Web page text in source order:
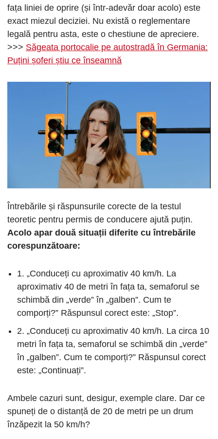
fața liniei de oprire (și într-adevăr doar acolo) este
exact miezul deciziei. Nu există o reglementare
legală pentru asta, este o chestiune de apreciere.
>>> Săgeata portocalie pe autostradă în Germania:
Puțini șoferi știu ce înseamnă
Întrebările și răspunsurile corecte de la testul
teoretic pentru permis de conducere ajută puțin.
Acolo apar două situații diferite cu întrebările
corespunzătoare:
1. „Conduceți cu aproximativ 40 km/h. La
aproximativ 40 de metri în fața ta, semaforul se
schimbă din „verde” în „galben”. Cum te
comporți?” Răspunsul corect este: „Stop”.
2. „Conduceți cu aproximativ 40 km/h. La circa 10
metri în fața ta, semaforul se schimbă din „verde”
în „galben”. Cum te comporți?” Răspunsul corect
este: „Continuați”.
Ambele cazuri sunt, desigur, exemple clare. Dar ce
spuneți de o distanță de 20 de metri pe un drum
înzăpezit la 50 km/h?